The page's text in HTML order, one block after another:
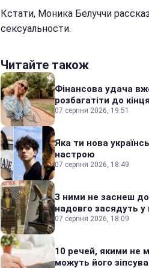
Кстати, Моника Белуччи
сексуальности.
Читайте також
Фінансова удача
розбагатіти до
07 серпня 2026, 19:51
Яка ти нова
настрою
07 серпня 2026, 18:49
З ними не заснеш до
надовго засядуть у
07 серпня 2026, 18:09
10 речей, якими не
можуть його